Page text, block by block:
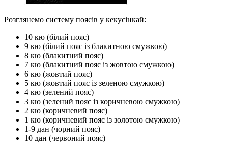
Розглянемо систему поясів у кекусінкай:
10 кю (білий пояс)
9 кю (білий пояс із блакитною смужкою)
8 кю (блакитний пояс)
7 кю (блакитний пояс із жовтою смужкою)
6 кю (жовтий пояс)
5 кю (жовтий пояс із зеленою смужкою)
4 кю (зелений пояс)
3 кю (зелений пояс із коричневою смужкою)
2 кю (коричневий пояс)
1 кю (коричневий пояс із золотою смужкою)
1-9 дан (чорний пояс)
10 дан (червоний пояс)